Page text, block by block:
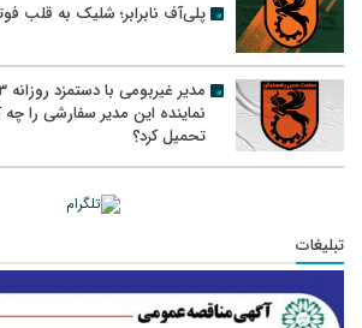
پلی‌آف نابرابر؛ شلیک به قلب
نماینده این مدیر سفارشی را
تحمیل کرد؟
تبلیغات